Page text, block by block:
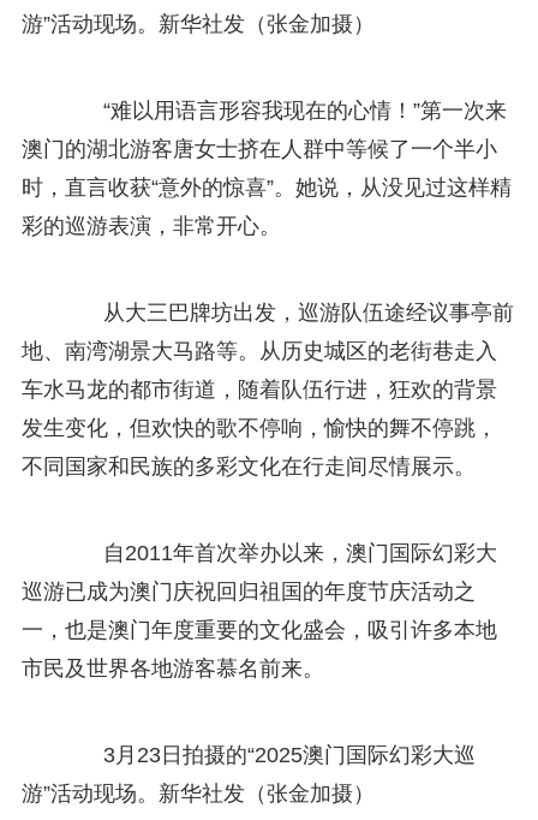
游”活动现场。新华社发（张金加摄）
“难以用语言形容我现在的心情！”第一次来
澳门的湖北游客唐女士挤在人群中等候了一个半小
时，直言收获“意外的惊喜”。她说，从没见过这样精
彩的巡游表演，非常开心。
从大三巴牌坊出发，巡游队伍途经议事亭前
地、南湾湖景大马路等。从历史城区的老街巷走入
车水马龙的都市街道，随着队伍行进，狂欢的背景
发生变化，但欢快的歌不停响，愉快的舞不停跳，
不同国家和民族的多彩文化在行走间尽情展示。
自2011年首次举办以来，澳门国际幻彩大
巡游已成为澳门庆祝回归祖国的年度节庆活动之
一，也是澳门年度重要的文化盛会，吸引许多本地
市民及世界各地游客慕名前来。
3月23日拍摄的“2025澳门国际幻彩大巡
游”活动现场。新华社发（张金加摄）